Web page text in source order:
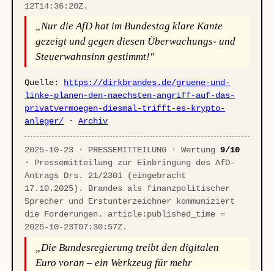
12T14:36:20Z.
„Nur die AfD hat im Bundestag klare Kante
gezeigt und gegen diesen Überwachungs- und
Steuerwahnsinn gestimmt!"
Quelle:
https://dirkbrandes.de/gruene-und-
linke-planen-den-naechsten-angriff-auf-das-
privatvermoegen-diesmal-trifft-es-krypto-
anleger/ ·Archiv
2025-10-23 · PRESSEMITTEILUNG · Wertung9/10
· Pressemitteilung zur Einbringung des AfD-
Antrags Drs. 21/2301 (eingebracht
17.10.2025). Brandes als finanzpolitischer
Sprecher und Erstunterzeichner kommuniziert
die Forderungen. article:published_time =
2025-10-23T07:30:57Z.
„Die Bundesregierung treibt den digitalen
Euro voran – ein Werkzeug für mehr